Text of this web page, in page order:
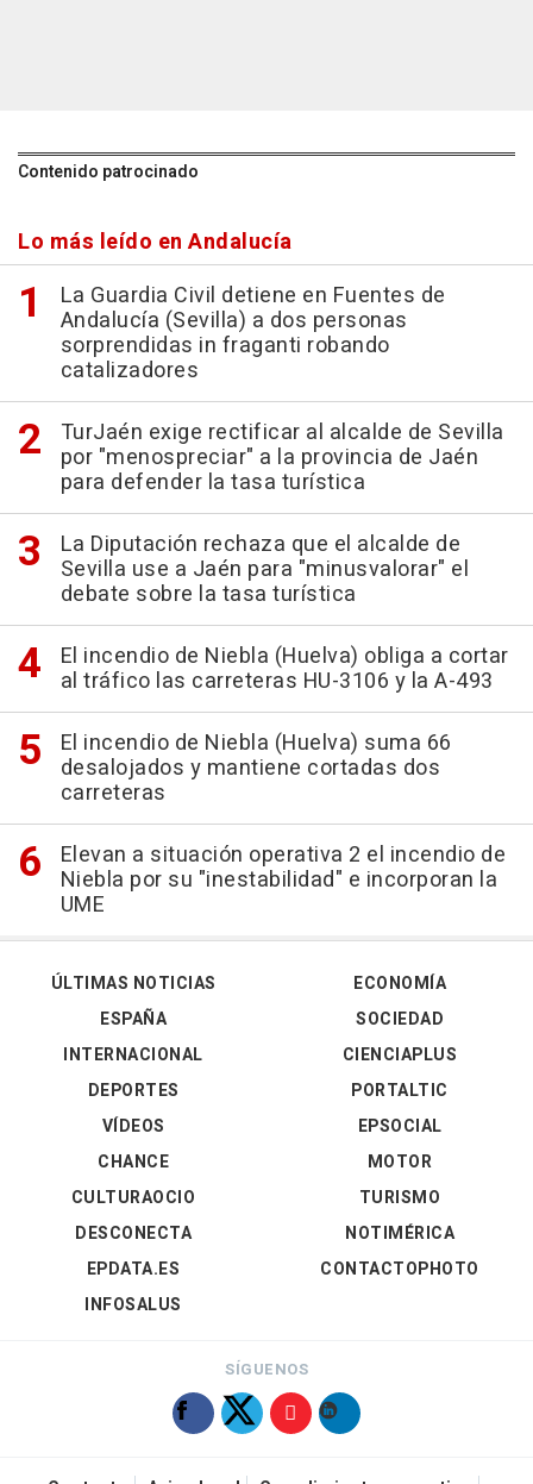
Contenido patrocinado
Lo más leído en Andalucía
La Guardia Civil detiene en Fuentes de
Andalucía (Sevilla) a dos personas
sorprendidas in fraganti robando
catalizadores
TurJaén exige rectificar al alcalde de Sevilla
por "menospreciar" a la provincia de Jaén
para defender la tasa turística
La Diputación rechaza que el alcalde de
Sevilla use a Jaén para "minusvalorar" el
debate sobre la tasa turística
El incendio de Niebla (Huelva) obliga a cortar
al tráfico las carreteras HU-3106 y la A-493
El incendio de Niebla (Huelva) suma 66
desalojados y mantiene cortadas dos
carreteras
Elevan a situación operativa 2 el incendio de
Niebla por su "inestabilidad" e incorporan la
UME
ÚLTIMAS NOTICIAS
ESPAÑA
INTERNACIONAL
DEPORTES
VÍDEOS
ECONOMÍA
SOCIEDAD
CIENCIAPLUS
PORTALTIC
EPSOCIAL
CHANCE
CULTURAOCIO
DESCONECTA
EPDATA.ES
INFOSALUS
MOTOR
TURISMO
NOTIMÉRICA
CONTACTOPHOTO
SÍGUENOS